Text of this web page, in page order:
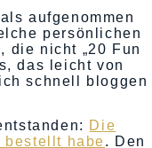
aufgenommen
persönlichen
die nicht „20 Fun
das leicht von
schnell bloggen
Die
bestellt habe. Den